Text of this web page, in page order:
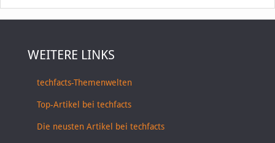
WEITERE LINKS
techfacts-Themenwelten
Top-Artikel bei techfacts
Die neusten Artikel bei techfacts